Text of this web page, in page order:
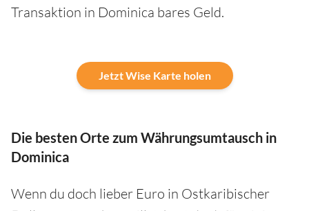
Transaktion in Dominica bares Geld.
Jetzt Wise Karte holen
Die besten Orte zum Währungsumtausch in
Dominica
Wenn du doch lieber Euro in Ostkaribischer